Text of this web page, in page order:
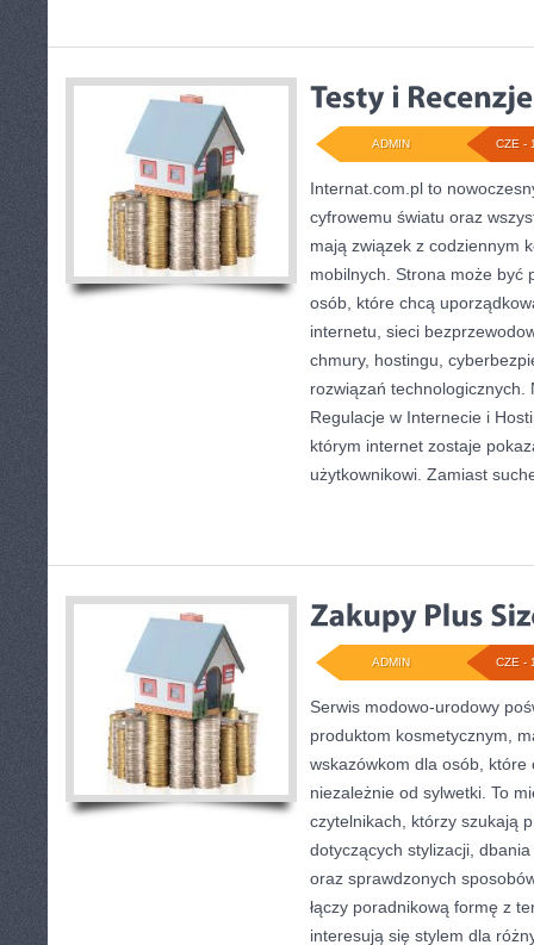
CZE -
ADMIN
Internat.com.pl to
cyfrowemu światu oraz
mają związek z codziennym
mobilnych. Strona może być
osób, które chcą
internetu, sieci
chmury, hostingu,
rozwiązań technologicznych.
Regulacje w Internecie i
którym internet zostaje
użytkownikowi. Zamiast
CZE -
ADMIN
Serwis modowo-urodowy
produktom kosmetycznym,
wskazówkom dla osób, które
niezależnie od sylwetki. To
czytelnikach, którzy szukają
dotyczących stylizacji,
oraz sprawdzonych
łączy poradnikową formę z
interesują się stylem dla